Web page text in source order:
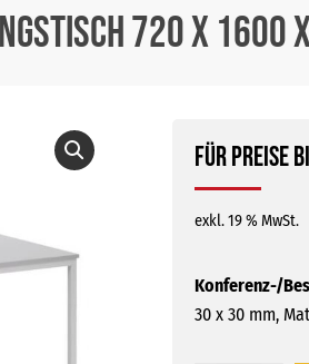
720 x 1600
Für Preise
exkl. 19 % MwSt.
Konferenz-/
30 x 30 mm,